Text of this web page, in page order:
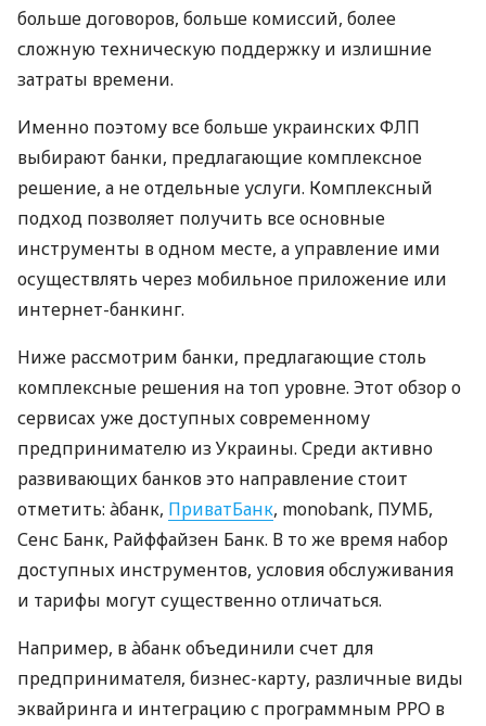
больше договоров, больше комиссий, более
сложную техническую поддержку и излишние
затраты времени.
Именно поэтому все больше украинских ФЛП
выбирают банки, предлагающие комплексное
решение, а не отдельные услуги. Комплексный
подход позволяет получить все основные
инструменты в одном месте, а управление ими
осуществлять через мобильное приложение или
интернет-банкинг.
Ниже рассмотрим банки, предлагающие столь
комплексные решения на топ уровне. Этот обзор о
сервисах уже доступных современному
предпринимателю из Украины. Среди активно
развивающих банков это направление стоит
отметить: àбанк, ПриватБанк, monobank, ПУМБ,
Сенс Банк, Райффайзен Банк. В то же время набор
доступных инструментов, условия обслуживания
и тарифы могут существенно отличаться.
Например, в àбанк объединили счет для
предпринимателя, бизнес-карту, различные виды
эквайринга и интеграцию с программным РРО в